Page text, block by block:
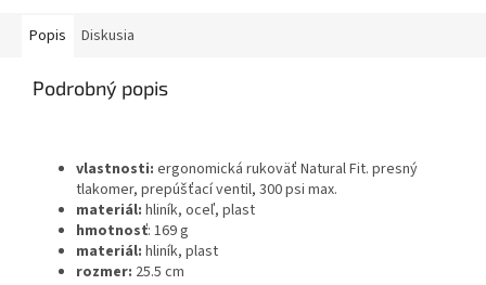
Popis Diskusia
Podrobný popis
vlastnosti: ergonomická rukoväť Natural Fit. presný
tlakomer, prepúšťací ventil, 300 psi max.
materiál: hliník, oceľ, plast
hmotnosť: 169 g
materiál: hliník, plast
rozmer: 25.5 cm